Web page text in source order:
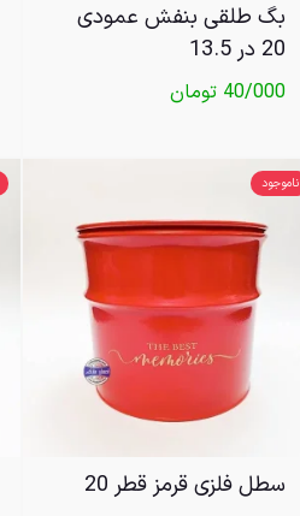
بگ طلقی بنفش عمودی
20 در 13.5
40/000 تومان
ناموجود
سطل فلزی قرمز قطر 20